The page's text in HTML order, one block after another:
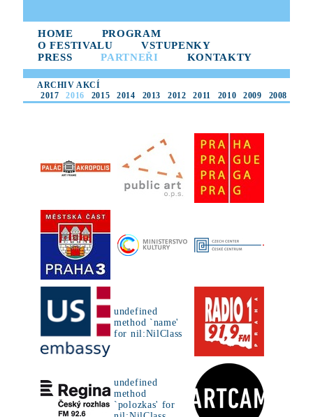
HOME
PROGRAM
O FESTIVALU
VSTUPENKY
PRESS
PARTNEŘI KONTAKTY
ARCHIV AKCÍ
2017
2016 2015 2014 2013 2012 2011 2010 2009 2008
undefined
method `name'
for nil:NilClass
undefined
method
`polozkas' for